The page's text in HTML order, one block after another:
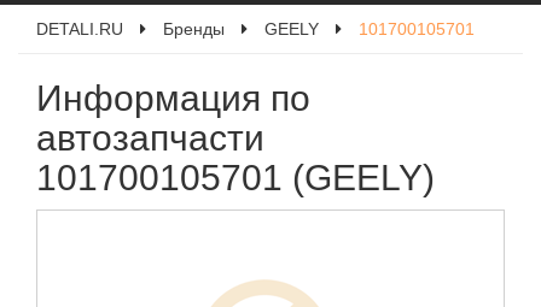
DETALI.RU Бренды GEELY 101700105701
Информация по
автозапчасти
101700105701 (GEELY)